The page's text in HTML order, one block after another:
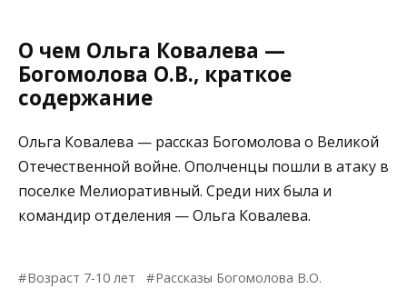
О чем Ольга Ковалева —
Богомолова О.В., краткое
содержание
Ольга Ковалева — рассказ Богомолова о Великой
Отечественной войне. Ополченцы пошли в атаку в
поселке Мелиоративный. Среди них была и
командир отделения — Ольга Ковалева.
Возраст 7-10 лет Рассказы Богомолова В.О.